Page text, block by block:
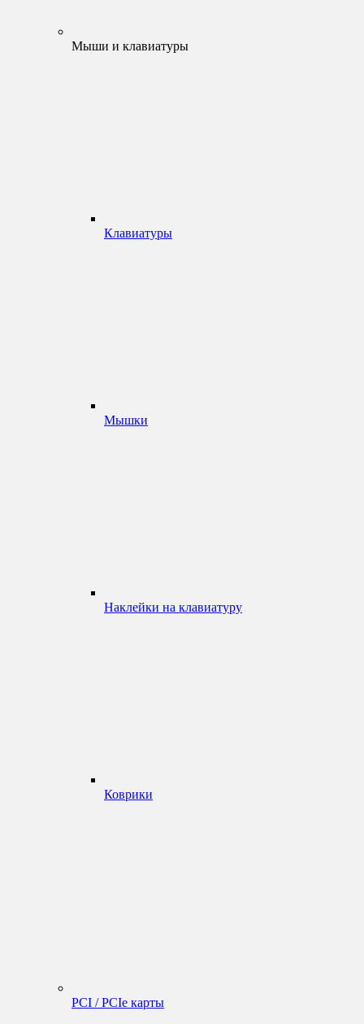
Мыши и клавиатуры
Клавиатуры
Мышки
Наклейки на клавиатуру
Коврики
PCI / PCIe карты